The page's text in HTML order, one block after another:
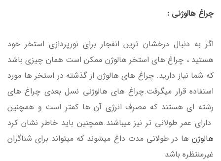
چراغ هالوژنی :
اگر به دنبال درخشان ترین انفجار برای نورپردازی استخر خود
هستید ، چراغ های استخر هالوژن ممکن است همان چیزی باشد
که شما نیاز دارید. چراغ های هالوژن از گذشته در استخر ها مورد
استفاده قرار میگرفت.چراغ های هالوژنی نسل بعدی چراغ های
رشته ای هستند که مصرف انرژی آن ها کمتر است و همچنین
دارای عمر طولانی تر نیز میباشند.همچنین باید خاطر نشان کرد
هالوژن ها در طولانی مدت داغ میشوند که میتواند برای شناگران
غیرمنتظره باشد